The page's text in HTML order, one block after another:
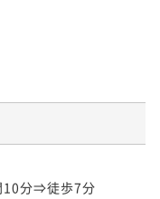
10分⇒徒歩7分